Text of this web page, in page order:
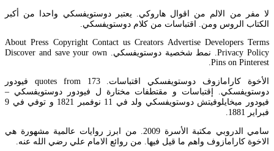
لا مفر من الالم من اقوال هاروكي. يعتبر دوستويفسكي واحدا من أكبر
الكتاب الروس ومن. اقتباسات من كلام دوستويفسكي.
About Press Copyright Contact us Creators Advertise Developers Terms
Privacy Policy. نمط شخصية دوستويفسكي. Discover and save your own
Pins on Pinterest.
الأخوة كارامازوف دوستويفسكي اقتباسات. 173 quotes from فيودور
دوستويفسكي. إقتباسات و مقتطفات مختارة ل فيودور دوستويفسكي –
فيودور ميخايلوفيتش دوستويفسكي ولد في 11 نوفمبر 1821 و توفي في 9
فبراير 1881.
سامي الدروبي مكتبة الأسرة 2009. من ابرز روايات عالمية مشهورة هي
الاخوة كارامازوف واهم ما قيل فيها. من روائع الامام علي رضي الله عنه.